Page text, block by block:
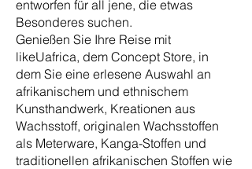
entworfen für all jene, die etwas
Besonderes suchen.
Genießen Sie Ihre Reise mit
likeUafrica, dem Concept Store, in
dem Sie eine erlesene Auswahl an
afrikanischem und ethnischem
Kunsthandwerk, Kreationen aus
Wachsstoff, originalen Wachsstoffen
als Meterware, Kanga-Stoffen und
traditionellen afrikanischen Stoffen wie